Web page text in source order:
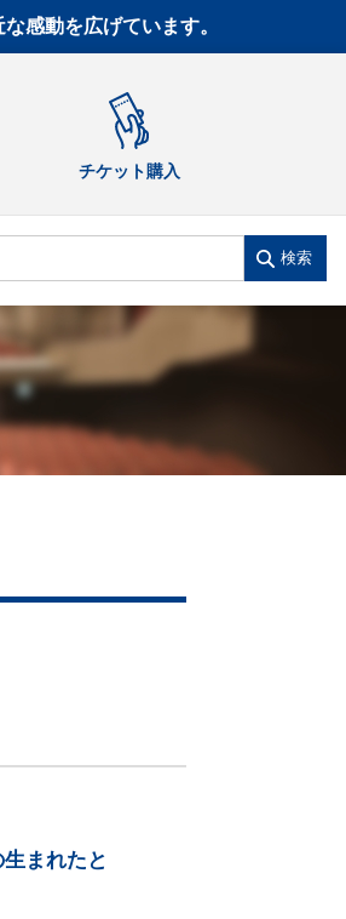
感動を広げています。
チケット購入
検索
まれたと